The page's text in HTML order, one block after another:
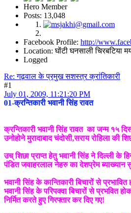
Hero Member
Posts: 13,048
Facebook Profile: http://
Location: घोंटी घनसाली चिरबटिया
Logged
Re: गढ़वाल के प्रमुख सशस्त्र क्रांतिकारी
#1
July 01, 2009, 11:21:20 PM
01-क्रन्तिकारी भवानी सिंह रावत
क्रन्तिकारी भवानी सिंह रावत का जन्म १५
उनोहोने मुरादाबाद चंदोसी,सराय रोहिला की
उच् शिछा प्राप्त हेतु भवानी सिंह ने दिल्ली के
पंडित जवाहरलाल नेहरु का देशप्रेम ब्याख्यान
भवानी सिंह के कान्तिकारी बिचारों से
भवानी सिंह के परिपक्वा बिचारों से प्रभवित
निर्मित करते हुए गिरफ्तार कर दिए गए!